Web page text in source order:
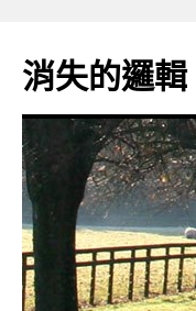
主
要
消失的邏輯